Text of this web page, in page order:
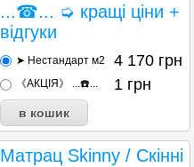
...☎... ➭ кращі ціни +
відгуки
➤ Нестандарт м2 4 170 грн
《АКЦІЯ》 ...☎️... 1 грн
Матрац Skinny / Скінні